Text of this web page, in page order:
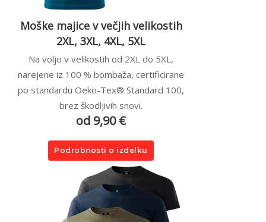
Moške majice v večjih velikostih
2XL, 3XL, 4XL, 5XL
Na voljo v velikostih od 2XL do 5XL,
narejene iz 100 % bombaža, certificirane
po standardu Oeko-Tex® Standard 100,
brez škodljivih snovi.
od 9,90 €
Podrobnosti o izdelku